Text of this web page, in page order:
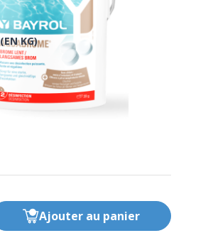
KG)
Ajouter au panier